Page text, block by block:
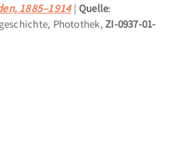
1885–1914 Quelle:
Photothek, ZI-0937-01-